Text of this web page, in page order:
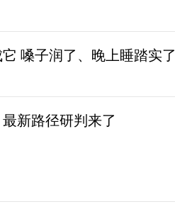
嗓子润了、晚上睡踏实了
新路径研判来了